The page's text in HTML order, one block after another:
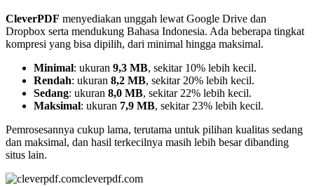
CleverPDF menyediakan unggah lewat Google Drive dan
Dropbox serta mendukung Bahasa Indonesia. Ada beberapa tingkat
kompresi yang bisa dipilih, dari minimal hingga maksimal.
Minimal: ukuran 9,3 MB, sekitar 10% lebih kecil.
Rendah: ukuran 8,2 MB, sekitar 20% lebih kecil.
Sedang: ukuran 8,0 MB, sekitar 22% lebih kecil.
Maksimal: ukuran 7,9 MB, sekitar 23% lebih kecil.
Pemrosesannya cukup lama, terutama untuk pilihan kualitas sedang
dan maksimal, dan hasil terkecilnya masih lebih besar dibanding
situs lain.
cleverpdf.com